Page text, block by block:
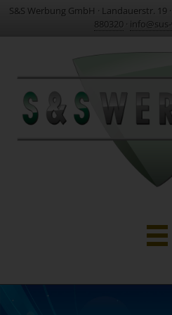
S&S Werbung GmbH · Landauerstr. 19 ·
880320·